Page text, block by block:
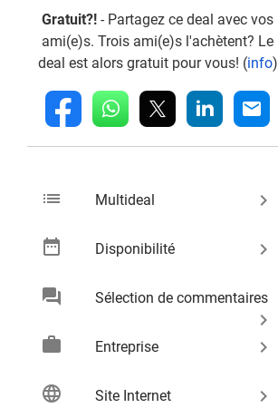
Gratuit?! - Partagez ce deal avec vos
ami(e)s. Trois ami(e)s l'achètent? Le
deal est alors gratuit pour vous! (info)
fb whatsapp linkedin mail
list Multideal keyboard_arrow_right
date_range Disponibilité keyboard_arrow_right
chat Sélection de commentaires
keyboard_arrow_right
work
Entreprise keyboard_arrow_right
language Site Internet keyboard_arrow_right